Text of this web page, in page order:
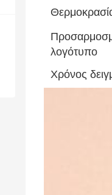
λογότυπο
Χρόνος